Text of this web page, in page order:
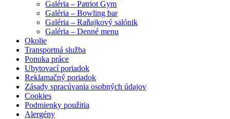
Galéria – Patriot Gym
Galéria – Bowling bar
Galéria – Raňajkový salónik
Galéria – Denné menu
Okolie
Transportná služba
Ponuka práce
Ubytovací poriadok
Reklamačný poriadok
Zásady spracúvania osobných údajov
Cookies
Podmienky použitia
Alergény